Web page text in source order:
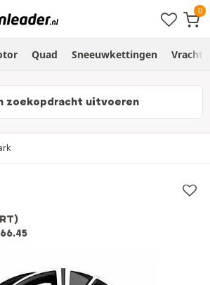
Quad Sneeuwkettingen
zoekopdracht uitvoeren